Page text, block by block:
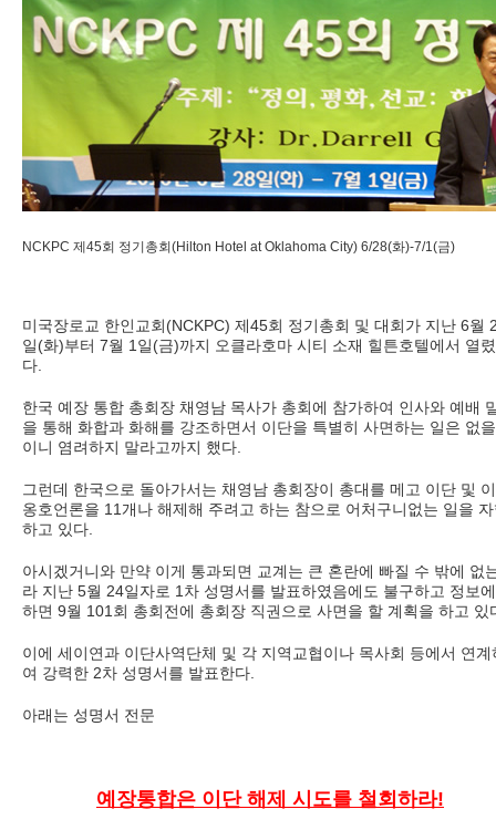
NCKPC 제45회 정기총회(Hilton Hotel at Oklahoma City) 6/28(화)-7/1(금)
미국장로교 한인교회(NCKPC) 제45회 정기총회 및 대회가 지난 6월
일(화)부터 7월 1일(금)까지 오클라호마 시티 소재 힐튼호텔에서 열렸
다.
한국 예장 통합 총회장 채영남 목사가 총회에 참가하여 인사와 예배
을 통해 화합과 화해를 강조하면서 이단을 특별히 사면하는 일은 없
이니 염려하지 말라고까지 했다.
그런데 한국으로 돌아가서는 채영남 총회장이 총대를 메고 이단 및
옹호언론을 11개나 해제해 주려고 하는 참으로 어처구니없는 일을
하고 있다.
아시겠거니와 만약 이게 통과되면 교계는 큰 혼란에 빠질 수 밖에 없
라 지난 5월 24일자로 1차 성명서를 발표하였음에도 불구하고 정보
하면 9월 101회 총회전에 총회장 직권으로 사면을 할 계획을 하고
이에 세이연과 이단사역단체 및 각 지역교협이나 목사회 등에서 연계
여 강력한 2차 성명서를 발표한다.
아래는 성명서 전문
예장통합은 이단 해제 시도를 철회하라!